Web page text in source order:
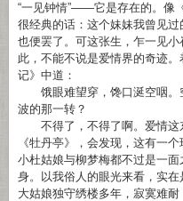
“一见钟情”——它是存在的。像
很经典的话：这个妹妹我曾见
也便罢了。可这张生，乍一见
此，不能不说是爱情界的奇迹
记》中道：
饿眼难望穿，馋口涎空咽。
波的那一转？
不得了，不得了啊。爱情这
《牡丹亭》，会发现，这有一
小杜姑娘与柳梦梅都不过是一
身。以我俗人的眼光来看，实
大姑娘独守绣楼多年，寂寞难